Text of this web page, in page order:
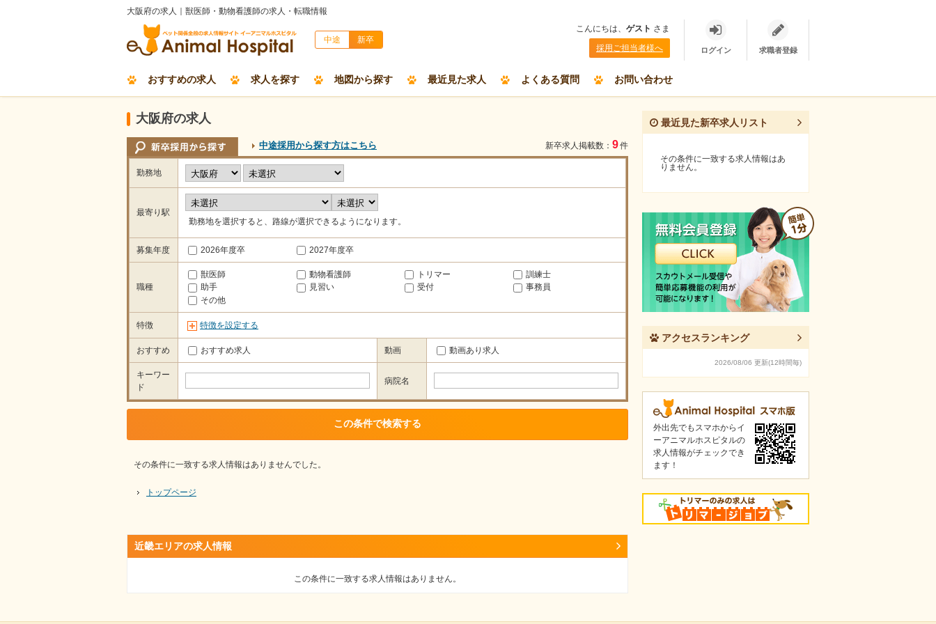
大阪府の求人｜獣医師・動物看護師の求人・転職情報
中途 新卒
こんにちは、 ゲスト さま
採用ご担当者様へ
ログイン 求職者登録
おすすめの求人 求人を探す 地図から探す 最近見た求人 よくある質問 お問い合わせ
大阪府の求人
中途採用から探す方はこちら 新卒求人掲載数： 9件
勤務地
最寄り駅
勤務地を選択すると、路線が選択できるようになります。
募集年度 2026年度卒 2027年度卒
職種
獣医師 動物看護師 トリマー
訓練士
助手
見習い 受付
事務員
その他
特徴 特徴を設定する
おすすめ おすすめ求人 動画 動画あり求人
キーワー
ド
病院名
その条件に一致する求人情報はありませんでした。
トップページ
近畿エリアの求人情報
この条件に一致する求人情報はありません。
最近見た新卒求人リスト
その条件に一致する求人情報はあ
りません。
アクセスランキング
2026/08/06 更新(12時間毎)
外出先でもスマホからイ
ーアニマルホスピタルの
求人情報がチェックでき
ます！